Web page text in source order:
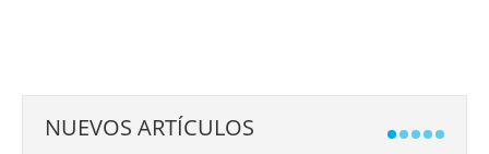
NUEVOS ARTÍCULOS